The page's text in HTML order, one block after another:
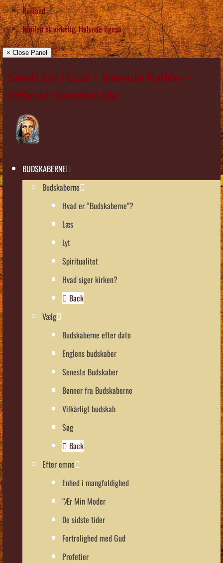
Rusland
Himlen er virkelig, Helvede ligeså
× Close Panel
Sandt Liv i Gud – Vassula Rydén –
Officiel hjemmeside
BUDSKABERNE
Budskaberne
Hvad er “Budskaberne”?
Læs
Lyt
Spiritualitet
Hvad siger kirken?
Back
Vælg
Budskaberne efter dato
Englens budskaber
Seneste Budskaber
Bønner fra Budskaberne
Vilkårligt budskab
Søg
Back
Efter emne
Enhed i mangfoldighed
“Ær Min Moder
De sidste tider
Fortrolighed med Gud
Profetier